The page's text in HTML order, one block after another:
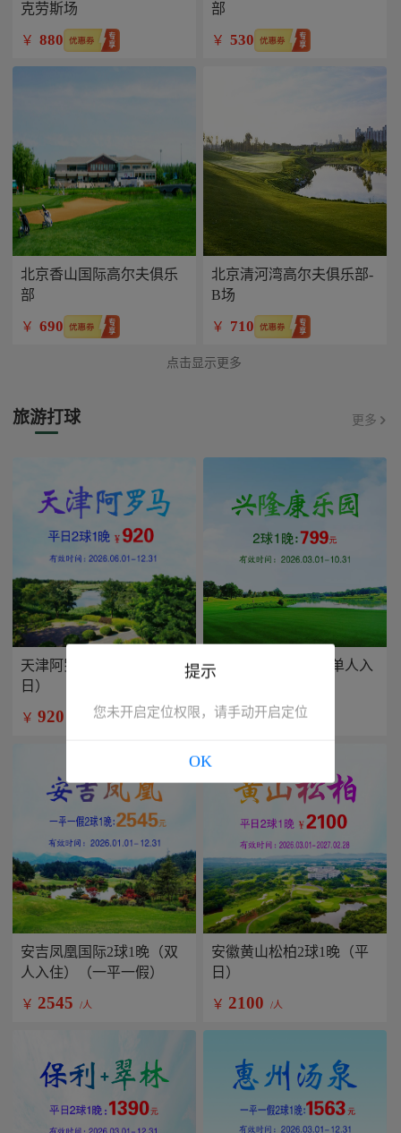
克劳斯场
￥ 880
部
￥ 530
北京香山国际高尔夫俱乐
部
￥ 690
北京清河湾高尔夫俱乐部-
B场
￥ 710
点击显示更多
旅游打球 更多
天津阿罗马2球1晚（平
日）
￥ 920
兴隆康乐园2球1晚(单人入
￥799 /人
安吉凤凰国际2球1晚（双
人入住）（一平一假）
￥ 2545 /人
安徽黄山松柏2球1晚（平
日）
￥ 2100 /人
提示
您未开启定位权限，请手动开启定位
OK